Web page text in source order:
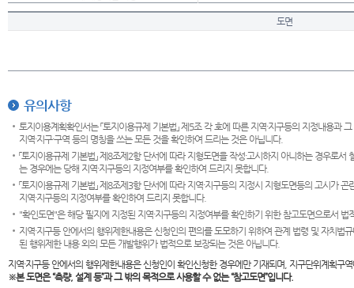
도면
유의사항
토지이용계획확인서는 「토지이용규제 기본법」 제5조 각 호에 따른 지역·지구등의 지정내용
지역·지구·구역 등의 명칭을 쓰는 모든 것을 확인하여 드리는 것은 아닙니다.
「토지이용규제 기본법」 제8조제2항 단서에 따라 지형도면을 작성·고시하지 아니하는 경우로
는 경우에는 당해 지역·지구등의 지정여부를 확인하여 드리지 못합니다.
「토지이용규제 기본법」 제8조제3항 단서에 따라 지역·지구등의 지정시 지형도면등의 고시가
지역·지구등의 지정여부를 확인하여 드리지 못합니다.
"확인도면"은 해당 필지에 지정된 지역·지구등의 지정여부를 확인하기 위한 참고도면으로서
지역·지구등 안에서의 행위제한내용은 신청인의 편의를 도모하기 위하여 관계 법령 및 자치
된 행위제한 내용 외의 모든 개발행위가 법적으로 보장되는 것은 아닙니다.
지역·지구등 안에서의 행위제한내용은 신청인이 확인신청한 경우에만 기재되며, 지구단위계획
※본 도면은“측량, 설계 등”과 그 밖의 목적으로 사용할 수 없는 “참고도면”입니다.